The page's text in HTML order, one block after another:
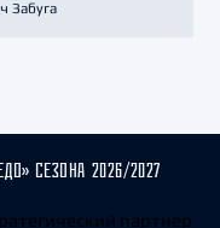
Забуга
СЕЗОНА 2026/2027